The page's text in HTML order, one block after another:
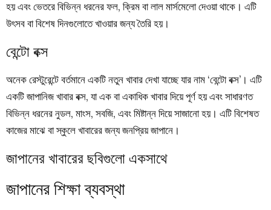
হয় এবং ভেতরে বিভিন্ন ধরনের ফল, ক্রিম বা লাল মার্সমেলো দেওয়া থাকে। এটি
উৎসব বা বিশেষ দিনগুলোতে খাওয়ার জন্য তৈরি হয়।
বেন্টো বক্স
অনেক রেস্টুরেন্টে বর্তমানে একটি নতুন খাবার দেখা যাচ্ছে যার নাম ‘বেন্টো বক্স’। এটি
একটি জাপানিজ খাবার বক্স, যা এক বা একাধিক খাবার দিয়ে পূর্ণ হয় এবং সাধারণত
বিভিন্ন ধরনের নুডল, মাংস, সবজি, এবং মিষ্টান্ন দিয়ে সাজানো হয়। এটি বিশেষত
কাজের মাঝে বা স্কুলে খাবারের জন্য জনপ্রিয় জাপানে।
জাপানের খাবারের ছবিগুলো একসাথে
জাপানের শিক্ষা ব্যবস্থা